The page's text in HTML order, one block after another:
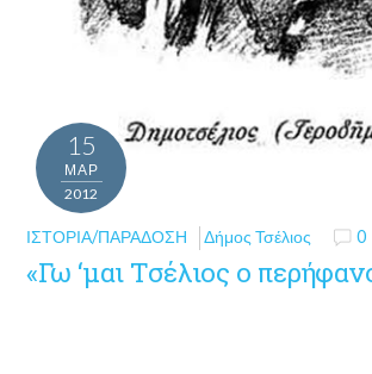
15
ΜΑΡ
2012
ΙΣΤΟΡΊΑ/ΠΑΡΆΔΟΣΗ Δήμος Τσέλιος 0
«Γω ‘μαι Τσέλιος ο